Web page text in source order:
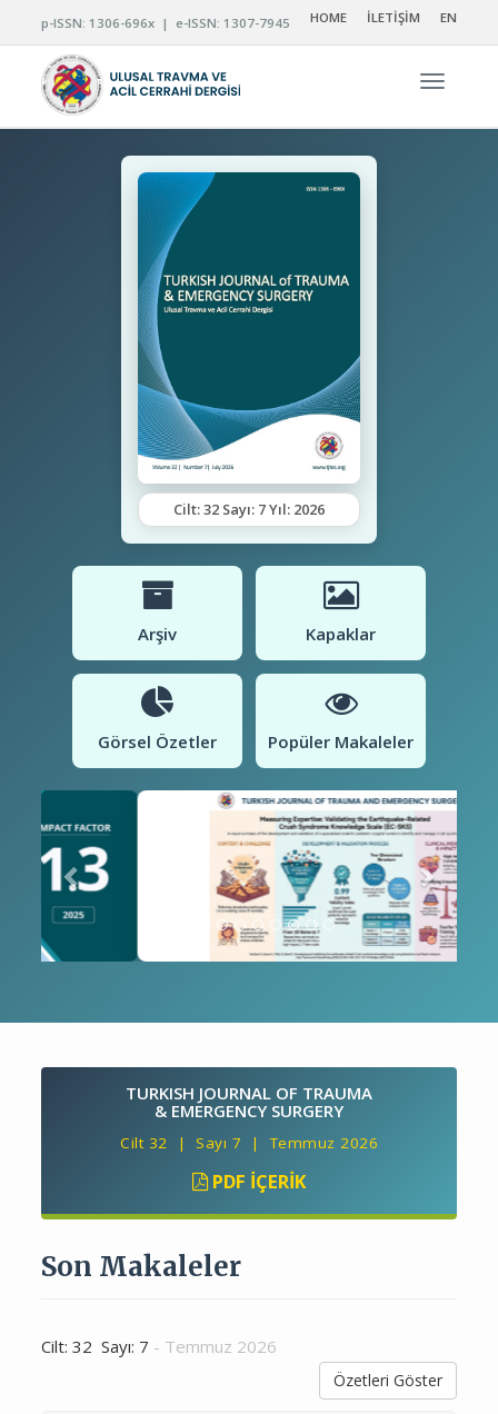
p-ISSN: 1306-696x | e-ISSN: 1307-7945 HOME İLETİŞİM EN
Cilt: 32 Sayı: 7 Yıl: 2026
Arşiv Kapaklar
Görsel Özetler Popüler Makaleler
TURKISH JOURNAL OF TRAUMA
& EMERGENCY SURGERY
Cilt 32 | Sayı 7 | Temmuz 2026
PDF İÇERIK
Son Makaleler
Cilt: 32 Sayı: 7 - Temmuz 2026
Özetleri Göster